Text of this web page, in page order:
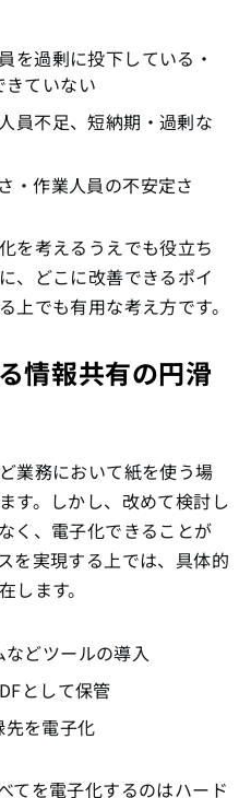
を過剰に投下している・
ていない
員不足、短納期・過剰な
・作業人員の不安定さ
を考えるうえでも役立ち
、どこに改善できるポイ
上でも有用な考え方です。
情報共有の円滑
業務において紙を使う場
す。しかし、改めて検討し
く、電子化できることが
を実現する上では、具体的
します。
どツールの導入
として保管
を電子化
てを電子化するのはハード